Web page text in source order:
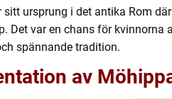
sitt ursprung i det antika Rom
Det var en chans för
spännande tradition.
av